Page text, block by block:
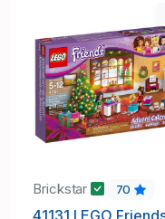
Brickstar 70
41131 LEGO